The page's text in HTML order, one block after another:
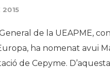
2015
General de la UEAPME,
ha nomenat avui
de Cepyme.